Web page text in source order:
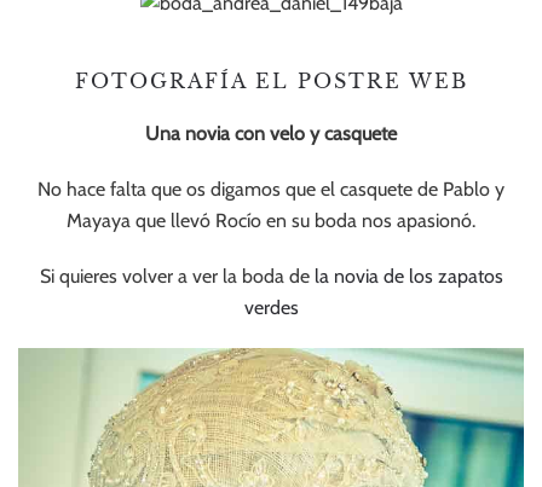
FOTOGRAFÍA EL POSTRE WEB
Una novia con velo y casquete
No hace falta que os digamos que el casquete de Pablo y
Mayaya que llevó Rocío en su boda nos apasionó.
Si quieres volver a ver la boda dela novia de los zapatos
verdes